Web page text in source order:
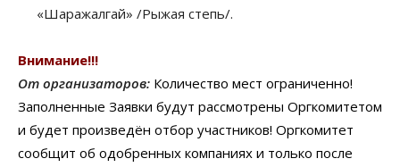
«Шаражалгай» /Рыжая степь/.
Внимание!!!
От организаторов: Количество мест ограниченно!
Заполненные Заявки будут рассмотрены Оргкомитетом
и будет произведён отбор участников! Оргкомитет
сообщит об одобренных компаниях и только после